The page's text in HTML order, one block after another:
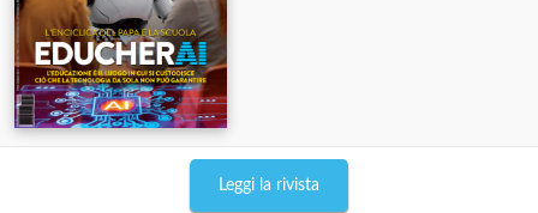
Leggi la rivista